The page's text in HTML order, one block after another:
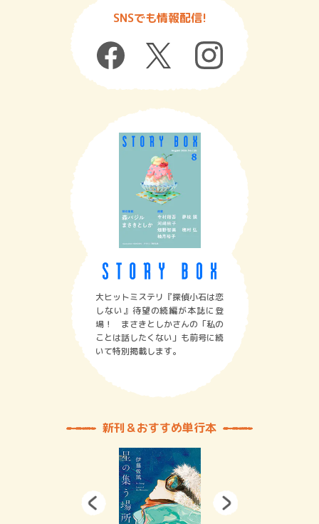
SNSでも情報配信!
大ヒットミステリ『探偵小石は恋
しない』待望の続編が本誌に登
場！ まさきとしかさんの「私の
ことは話したくない」も前号に続
いて特別掲載します。
新刊＆おすすめ単行本